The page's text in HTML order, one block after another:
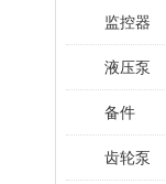
监控器
液压泵
备件
齿轮泵